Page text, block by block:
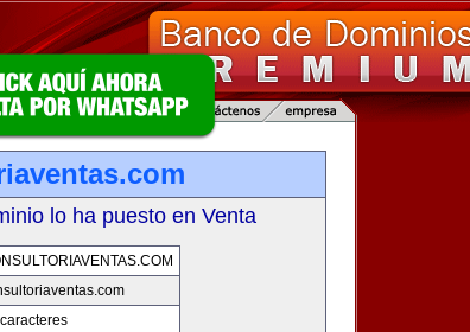
lo ha puesto en Venta